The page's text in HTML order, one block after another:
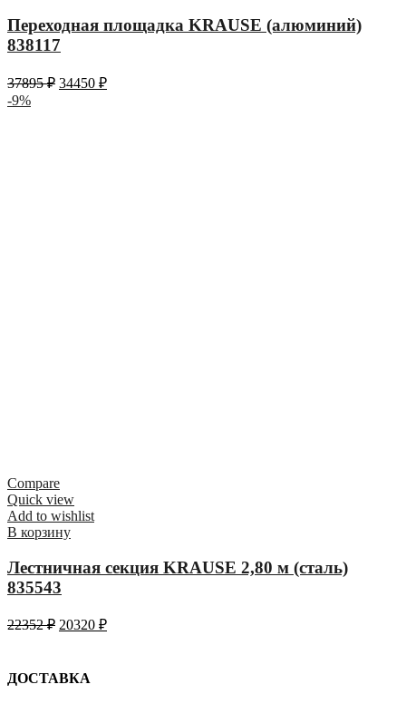
Переходная площадка KRAUSE (алюминий)
838117
37895₽ 34450 ₽
-9%
Compare
Quick view
Add to wishlist
В корзину
Лестничная секция KRAUSE 2,80 м (сталь)
835543
22352₽ 20320 ₽
ДОСТАВКА